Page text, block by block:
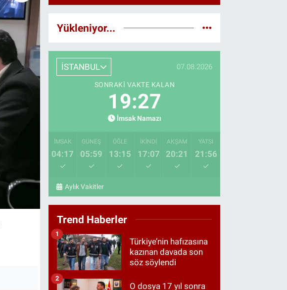
Yükleniyor...
İSTANBUL 07.08.2026
SONRAKI VAKTE KALAN
19:25
İmsak Namazı
İMSAK
04:17
GÜNEŞ
05:59
ÖĞLE
13:15
İKINDI
17:07
AKŞAM
20:21
YATSI
21:56
Aylık Vakitler
Trend Haberler
Türkiye’nin hafızasına
kazınan davada son
söz söylendi
1
O dosya 17 yıl sonra
2